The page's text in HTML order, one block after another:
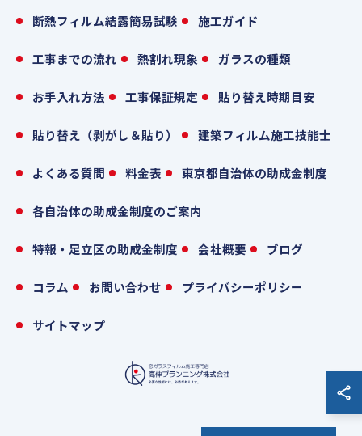
断熱フィルム結露簡易試験 施工ガイド
工事までの流れ 熱割れ現象 ガラスの種類
お手入れ方法 工事保証規定 貼り替え時期目安
貼り替え（剥がし＆貼り） 建築フィルム施工技能士
よくある質問 料金表 東京都自治体の助成金制度
各自治体の助成金制度のご案内
特報・足立区の助成金制度 会社概要 ブログ
コラム お問い合わせ プライバシーポリシー
サイトマップ